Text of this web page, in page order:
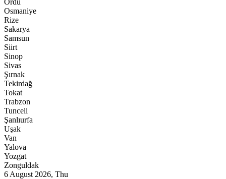
Ordu
Osmaniye
Rize
Sakarya
Samsun
Siirt
Sinop
Sivas
Şırnak
Tekirdağ
Tokat
Trabzon
Tunceli
Şanlıurfa
Uşak
Van
Yalova
Yozgat
Zonguldak
6 August 2026, Thu